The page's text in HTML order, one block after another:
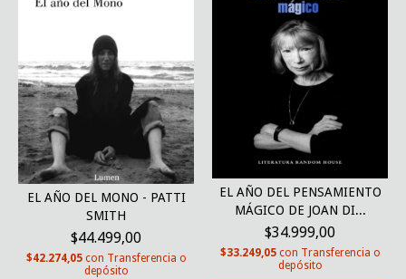
EL AÑO DEL MONO - PATTI
SMITH
$44.499,00
$42.274,05 con Transferencia o
depósito
EL AÑO DEL PENSAMIENTO
MÁGICO DE JOAN DI...
$34.999,00
$33.249,05 con Transferencia o
depósito